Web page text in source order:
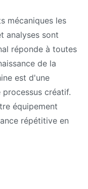
mécaniques les
analyses sont
réponde à toutes
de la
est d'une
créatif.
équipement
répétitive en